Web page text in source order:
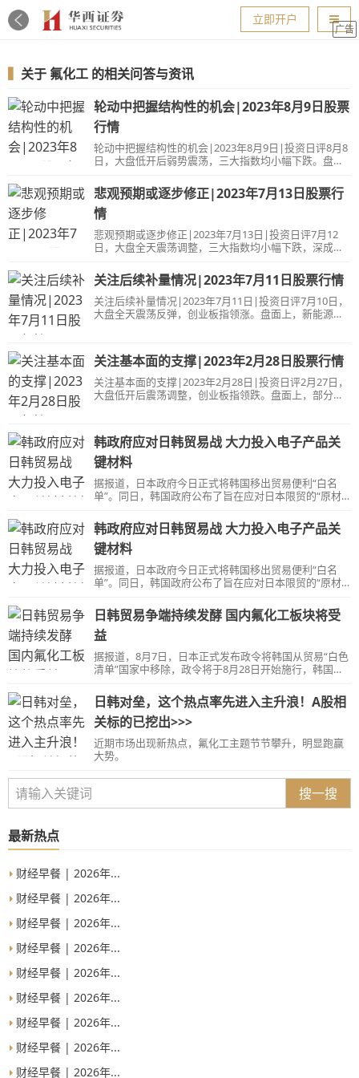
导航
立即开户
广告
关于 氟化工 的相关问答与资讯
轮动中把握结构性的机会|2023年8月9日股票
行情
轮动中把握结构性的机会|2023年8月9日|投资日评8月8
日，大盘低开后弱势震荡，三大指数均小幅下跌。盘面
股继续活跃，氟化工概念股震荡走强，氢能源概念股尾
盘异动，券商股表现分化，中金公司一度涨停，哈投股
份跌停。下跌方面，地产、汽车股表现低迷。总体上个
股跌多涨少，两市超2800只个股下跌。沪深两市昨日成
交额7989亿，较上个交易日缩量912亿，成交金额跌破
8000亿。&nbsp;医药股昨日展开集体反弹，其中，科源
股份、神奇制药、龙津药业、永安药业等多股涨停。医
药板块近期受到集采、反腐等短期影响，估值
悲观预期或逐步修正|2023年7月13日股票行
情
悲观预期或逐步修正|2023年7月13日|投资日评7月12
日，大盘全天震荡调整，三大指数均小幅下跌，深成指
股开盘冲高，电力股午后异动。下跌方面，AI概念股陷
入调整，算力方向领跌。总体上个股跌多涨少，两市超
4000只个股下跌。沪深两市昨日成交额9119亿，较上个
交易日放量1382亿。&nbsp;盘面上，氟化工概念表现相
对强势，其联创股份涨超10%，兴发集团、三美股份、
进入景气周期。而含氟聚合物性能优异，广泛应用于工
业加工、电子电器、汽车及航天等领域，大
关注后续补量情况|2023年7月11日股票行情
关注后续补量情况|2023年7月11日|投资日评7月10日，
大盘全天震荡反弹，创业板指领涨。盘面上，新能源赛
无人驾驶概念股继续活跃；电力股开盘冲高。下跌方
面，CPO概念股继续调整。总体上个股上涨和下跌家数
基本相当。沪深两市昨日成交额7614亿，量能进一步萎
缩。&nbsp;新能源赛道方向迎集体反弹，首当其冲的便
是光伏产业链，其中锦浪科技涨超10%，通润装备、三
场对光伏板块核心担忧仍然在于需求增速降档后，行业
关注基本面的支撑|2023年2月28日股票行情
关注基本面的支撑|2023年2月28日|投资日评2月27日，
大盘低开后震荡调整，创业板指领跌。盘面上，部分消
且轮动较快，场外资金观望情绪浓厚。下跌方面，
ChatGPT相关概念集体调整。半导体板块全天低迷。总
体上个股跌多涨少，两市超3800只个股下跌。沪深两市
成交额7536亿，依旧维持在较低水平。&nbsp;板块上来
看，消费板块迎来反弹，旅游酒店、酿酒、食品饮料等
板块均在昨日盘中逆势活跃。其中，佳禾食品涨停，黑
几只白酒权重股表现也较好。五粮液、洋河股份涨
韩政府应对日韩贸易战 大力投入电子产品关
键材料
据报道，日本政府今日正式将韩国移出贸易便利“白名
单”。同日，韩国政府公布了旨在应对日本限贸的“原材
府将在半导体、显示器等产业指定100种以上的关键材
料，并从2020年至2022年投入5万亿韩元（约合人民币
295亿元）以上的预算大力支持这些材料的研发。
韩政府应对日韩贸易战 大力投入电子产品关
键材料
据报道，日本政府今日正式将韩国移出贸易便利“白名
单”。同日，韩国政府公布了旨在应对日本限贸的“原材
府将在半导体、显示器等产业指定100种以上的关键材
料，并从2020年至2022年投入5万亿韩元（约合人民币
295亿元）以上的预算大力支持这些材料的研发。
日韩贸易争端持续发酵 国内氟化工板块将受
益
据报道，8月7日，日本正式发布政令将韩国从贸易“白色
清单”国家中移除，政令将于8月28日开始施行，韩国将
出口手续的优惠措施。
日韩对垒，这个热点率先进入主升浪！A股相
关标的已挖出>>>
近期市场出现新热点，氟化工主题节节攀升，明显跑赢
大势。
搜一搜
最新热点
财经早餐 | 2026年...
财经早餐 | 2026年...
财经早餐 | 2026年...
财经早餐 | 2026年...
财经早餐 | 2026年...
财经早餐 | 2026年...
财经早餐 | 2026年...
财经早餐 | 2026年...
财经早餐 | 2026年...